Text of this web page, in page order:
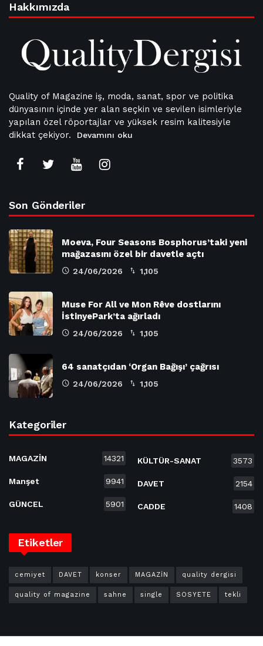
Hakkımızda
Quality of Magazine iş, moda, sanat, spor ve politika
dünyasının içinde yer alan seçkin ve sevilen isimleriyle
yapılan özel röportajlar ve yüksek resim kalitesiyle
dikkat çekiyor.
Devamını oku
Son Gönderiler
Moeva, Four Seasons Bosphorus’taki yeni
mağazasını özel bir davetle açtı
24/06/2026 1,105
Muse For All ve Mon Rêve dostlarını
İstinyePark’ta ağırladı
24/06/2026 1,105
64 sanatçıdan ‘Organ Bağışı’ çağrısı
24/06/2026 1,105
Kategoriler
MAGAZİN 14321
Manşet 9941
GÜNCEL 5901
KÜLTÜR-SANAT 3573
DAVET 2154
CADDE 1408
Etiketler
cemiyet DAVET konser MAGAZİN quality dergisi
quality of magazine sahne single SOSYETE tekli